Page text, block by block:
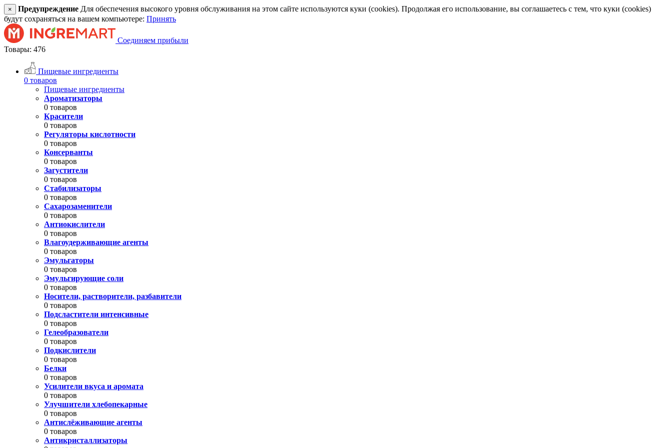
× Предупреждение Для обеспечения высокого уровня обслуживания на этом сайте используются куки (cookies). Продолжая его использование, вы соглашаетесь с тем, что куки (cookies)
будут сохраняться на вашем компьютере: Принять
Соединяем прибыли
Товары: 476
Пищевые ингредиенты
0 товаров
Пищевые ингредиенты
Ароматизаторы
0 товаров
Красители
0 товаров
Регуляторы кислотности
0 товаров
Консерванты
0 товаров
Загустители
0 товаров
Стабилизаторы
0 товаров
Сахарозаменители
0 товаров
Антиокислители
0 товаров
Влагоудерживающие агенты
0 товаров
Эмульгаторы
0 товаров
Эмульгирующие соли
0 товаров
Носители, растворители, разбавители
0 товаров
Подсластители интенсивные
0 товаров
Гелеобразователи
0 товаров
Подкислители
0 товаров
Белки
0 товаров
Усилители вкуса и аромата
0 товаров
Улучшители хлебопекарные
0 товаров
Антислёживающие агенты
0 товаров
Антикристаллизаторы